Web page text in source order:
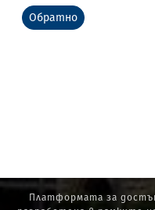
Обратно
Платформата за